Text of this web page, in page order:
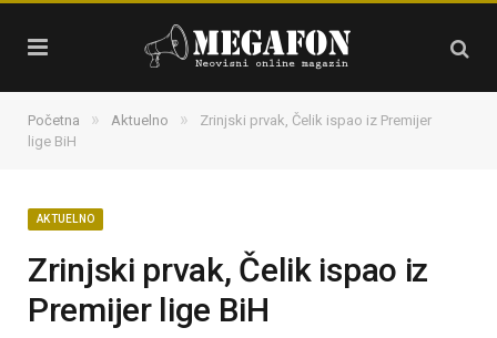
Početna » Aktuelno »
Zrinjski prvak, Čelik ispao iz Premijer
lige BiH
AKTUELNO
Zrinjski prvak, Čelik ispao iz
Premijer lige BiH